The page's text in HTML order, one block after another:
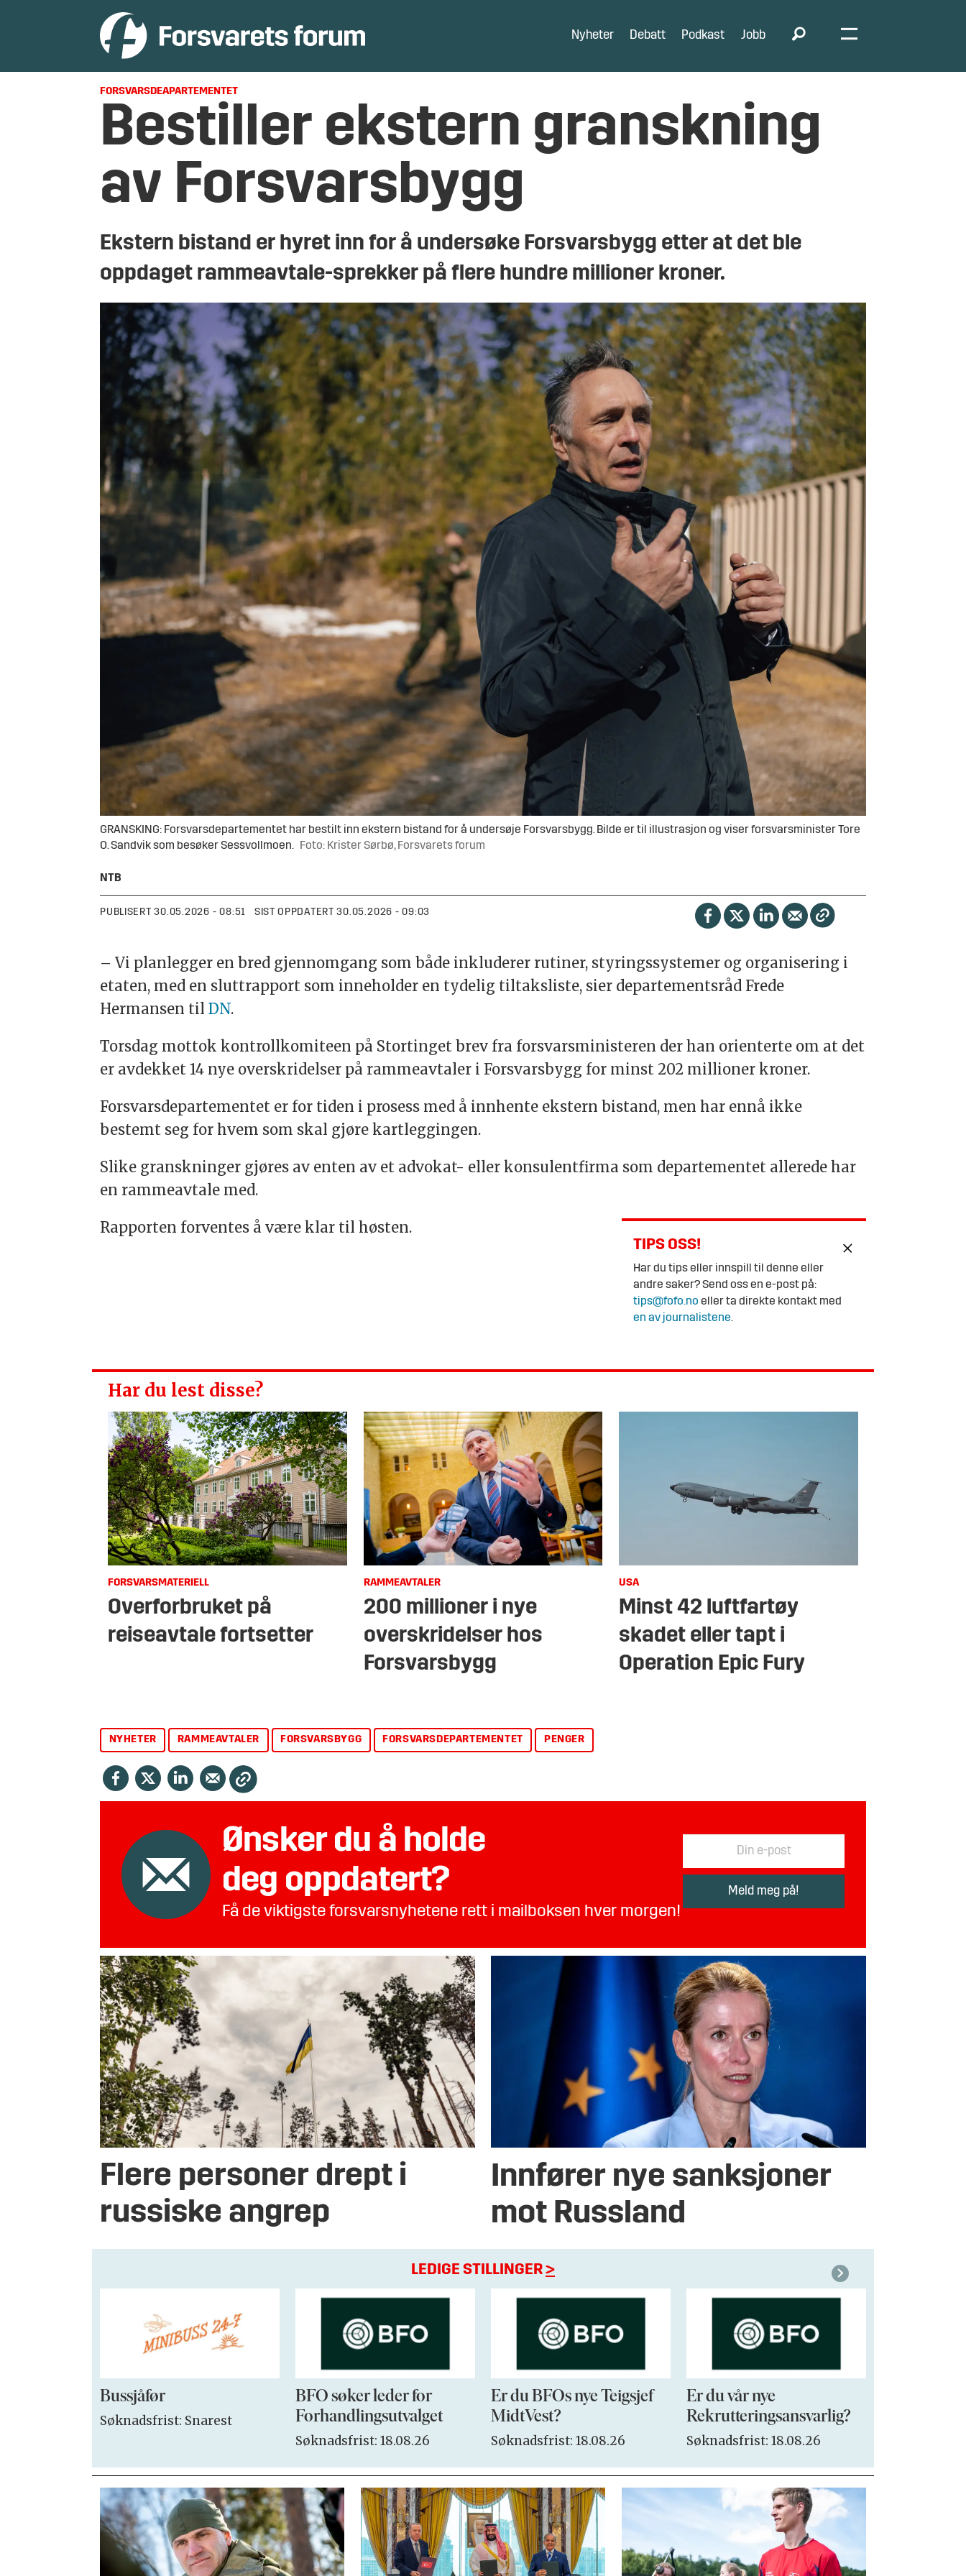
Nyheter Debatt Podkast Jobb
FORSVARSDEAPARTEMENTET
Bestiller ekstern granskning
av Forsvarsbygg
Ekstern bistand er hyret inn for å undersøke Forsvarsbygg etter at det ble
oppdaget rammeavtale-sprekker på flere hundre millioner kroner.
GRANSKING: Forsvarsdepartementet har bestilt inn ekstern bistand for å undersøje Forsvarsbygg. Bilde er til illustrasjon og viser forsvarsminister Tore
O. Sandvik som besøker Sessvollmoen.
Foto: Krister Sørbø, Forsvarets forum
NTB
PUBLISERT 30.05.2026 - 08:51 SIST OPPDATERT 30.05.2026 - 09:03
– Vi planlegger en bred gjennomgang som både inkluderer rutiner, styringssystemer og organisering i
etaten, med en sluttrapport som inneholder en tydelig tiltaksliste, sier departementsråd Frede
Hermansen tilDN.
Torsdag mottok kontrollkomiteen på Stortinget brev fra forsvarsministeren der han orienterte om at det
er avdekket 14 nye overskridelser på rammeavtaler i Forsvarsbygg for minst 202 millioner kroner.
Forsvarsdepartementet er for tiden i prosess med å innhente ekstern bistand, men har ennå ikke
bestemt seg for hvem som skal gjøre kartleggingen.
Slike granskninger gjøres av enten av et advokat- eller konsulentfirma som departementet allerede har
en rammeavtale med.
TIPS OSS!
Har du tips eller innspill til denne eller
andre saker? Send oss en e-post på:
tips@fofo.no eller ta direkte kontakt med
en av journalistene.
Rapporten forventes å være klar til høsten.
Har du lest disse?
FORSVARSMATERIELL
Overforbruket på
reiseavtale fortsetter
RAMMEAVTALER
200 millioner i nye
overskridelser hos
Forsvarsbygg
USA
Minst 42 luftfartøy
skadet eller tapt i
Operation Epic Fury
NYHETER RAMMEAVTALER FORSVARSBYGG FORSVARSDEPARTEMENTET PENGER
Ønsker du å holde
deg oppdatert?
Få de viktigste forsvarsnyhetene rett i mailboksen hver morgen!
Flere personer drept i
russiske angrep
Innfører nye sanksjoner
mot Russland
LEDIGE STILLINGER>
Bussjåfør
Søknadsfrist: Snarest
BFO søker leder for
Forhandlingsutvalget
Søknadsfrist: 18.08.26
Er du BFOs nye Teigsjef
MidtVest?
Søknadsfrist: 18.08.26
Er du vår nye
Rekrutteringsansvarlig?
Søknadsfrist: 18.08.26